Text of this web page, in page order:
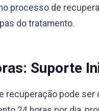
processo de
do tratamento.
Suporte
recuperação pode